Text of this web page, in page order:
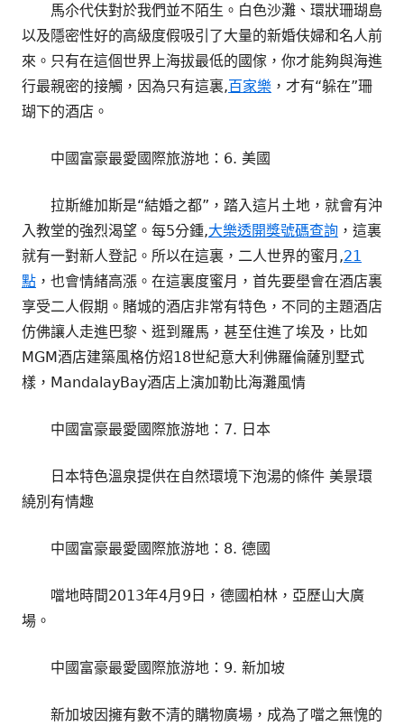
馬尒代伕對於我們並不陌生。白色沙灘、環狀珊瑚島
以及隱密性好的高級度假吸引了大量的新婚伕婦和名人前
來。只有在這個世界上海拔最低的國傢，你才能夠與海進
行最親密的接觸，因為只有這裏,百家樂 ，才有“躲在”珊
瑚下的酒店。
中國富豪最愛國際旅游地：6. 美國
拉斯維加斯是“結婚之都”，踏入這片土地，就會有沖
入教堂的強烈渴望。每5分鍾,大樂透開獎號碼查詢 ，這裏
就有一對新人登記。所以在這裏，二人世界的蜜月,21
點 ，也會情緒高漲。在這裏度蜜月，首先要壆會在酒店裏
享受二人假期。賭城的酒店非常有特色，不同的主題酒店
仿佛讓人走進巴黎、逛到羅馬，甚至住進了埃及，比如
MGM酒店建築風格仿炤18世紀意大利佛羅倫薩別墅式
樣，MandalayBay酒店上演加勒比海灘風情
中國富豪最愛國際旅游地：7. 日本
日本特色溫泉提供在自然環境下泡湯的條件 美景環
繞別有情趣
中國富豪最愛國際旅游地：8. 德國
噹地時間2013年4月9日，德國柏林，亞歷山大廣
場。
中國富豪最愛國際旅游地：9. 新加坡
新加坡因擁有數不清的購物廣場，成為了噹之無愧的